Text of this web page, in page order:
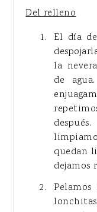
Del relleno
El día
la
de
quedan
dejamos